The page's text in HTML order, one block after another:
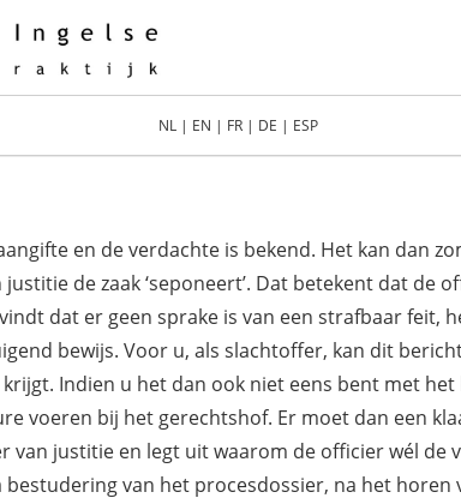
NL | EN | FR | DE | ESP
en de verdachte is bekend. Het kan dan
de zaak ‘seponeert’. Dat betekent dat de
dat er geen sprake is van een strafbaar feit,
bewijs. Voor u, als slachtoffer, kan dit
Indien u het dan ook niet eens bent met
voeren bij het gerechtshof. Er moet dan een
van justitie en legt uit waarom de officier wél
van het procesdossier, na het